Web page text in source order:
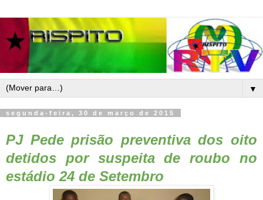
▼
segunda-feira, 30 de março de 2015
PJ Pede prisão preventiva dos oito
detidos por suspeita de roubo no
estádio 24 de Setembro